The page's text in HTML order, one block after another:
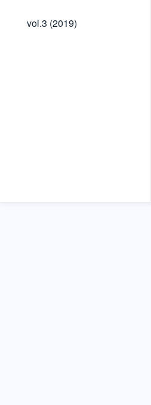
vol.3
(2019)
vol.3 (2019)